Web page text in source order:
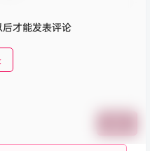
才能发表评论